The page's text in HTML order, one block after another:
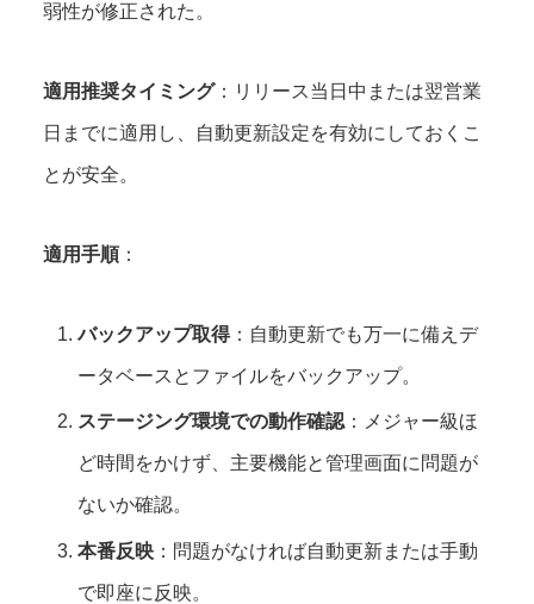
弱性が修正された。
適用推奨タイミング：リリース当日中または翌営業
日までに適用し、自動更新設定を有効にしておくこ
とが安全。
適用手順：
バックアップ取得：自動更新でも万一に備えデ
ータベースとファイルをバックアップ。
ステージング環境での動作確認 ：メジャー級ほ
ど時間をかけず、主要機能と管理画面に問題が
ないか確認。
本番反映 ：問題がなければ自動更新または手動
で即座に反映。